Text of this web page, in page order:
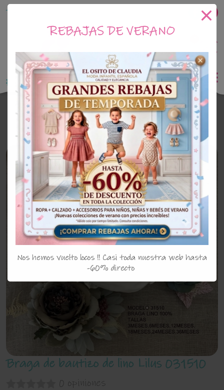
El Osito de Claudia
Tu tienda online de Moda Infantil
0€
Ropa De Bautizo
Braga de bautizo de lino Lilus 031510
0 opiniones
REBAJAS DE VERANO
Nos hemos vuelto locos !! Casi toda nuestra web hasta
-60% directo